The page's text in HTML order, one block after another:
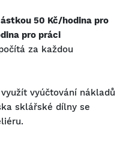
50 Kč/hodina pro
pro práci
za každou
vyúčtování nákladů
sklářské dílny se